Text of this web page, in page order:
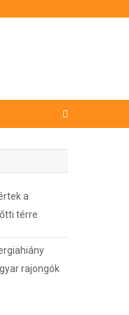
a
térre
rajongók